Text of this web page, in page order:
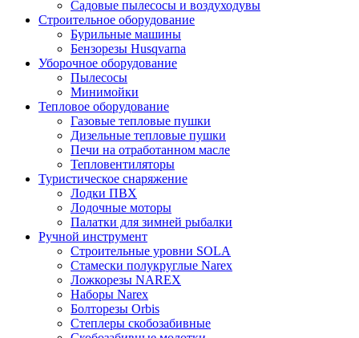
Садовые пылесосы и воздуходувы
Строительное оборудование
Бурильные машины
Бензорезы Husqvarna
Уборочное оборудование
Пылесосы
Минимойки
Тепловое оборудование
Газовые тепловые пушки
Дизельные тепловые пушки
Печи на отработанном масле
Тепловентиляторы
Туристическое снаряжение
Лодки ПВХ
Лодочные моторы
Палатки для зимней рыбалки
Ручной инструмент
Строительные уровни SOLA
Стамески полукруглые Narex
Ложкорезы NAREX
Наборы Narex
Болторезы Orbis
Степлеры скобозабивные